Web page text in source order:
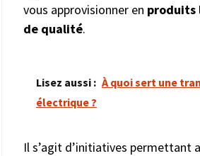
vous approvisionner en produits
de qualité.
Lisez aussi : À quoi sert une
électrique ?
Il s’agit d’initiatives permettant